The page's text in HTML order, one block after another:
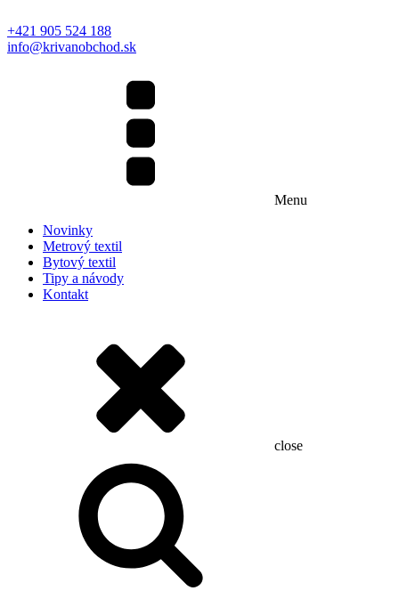
+421 905 524 188
info@krivanobchod.sk
Menu
Novinky
Metrový textil
Bytový textil
Tipy a návody
Kontakt
close